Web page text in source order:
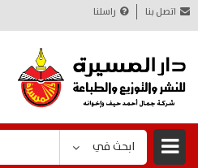
اتصل بنا راسلنا
ابحث في